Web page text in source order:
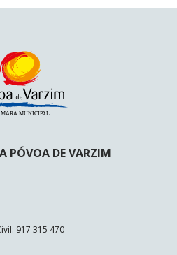
PÓVOA DE VARZIM
917 315 470